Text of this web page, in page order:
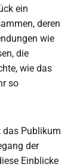
ein
deren
wie
die
wie das
so
das Publikum
der
Einblicke